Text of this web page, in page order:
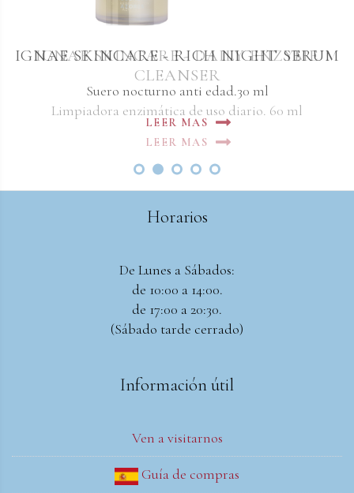
IGNAE SKINCARE - RICH NIGHT SERUM
Suero nocturno anti edad.30 ml
LEER MAS
IGNAE SKINCARE - DAILY ENZYME
CLEANSER
Limpiadora enzimática de uso diario. 60 ml
LEER MAS
Horarios
De Lunes a Sábados:
de 10:00 a 14:00.
de 17:00 a 20:30.
(Sábado tarde cerrado)
Información útil
Ven a visitarnos
Guía de compras